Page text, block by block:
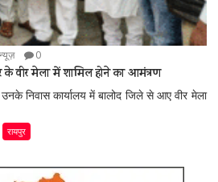
0
के वीर मेला में शामिल होने का आमंत्रण
निवास कार्यालय में बालोद जिले से आए वीर मेला
रायपुर